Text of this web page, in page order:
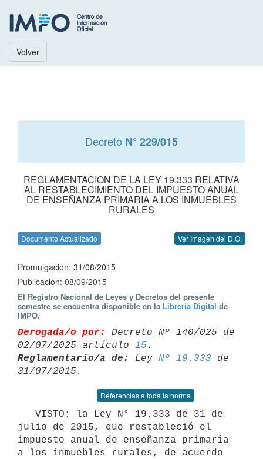
Volver
Decreto N° 229/015
REGLAMENTACION DE LA LEY 19.333 RELATIVA
AL RESTABLECIMIENTO DEL IMPUESTO ANUAL
DE ENSEÑANZA PRIMARIA A LOS INMUEBLES
RURALES
Documento Actualizado Ver Imagen del D.O.
Promulgación: 31/08/2015
Publicación: 08/09/2015
El Registro Nacional de Leyes y Decretos del presente
semestre se encuentra disponible en la Librería Digital de
IMPO.
Derogada/o por:
Decreto Nº 140/025 de
02/07/2025 artículo 15
Reglamentario/a de:
Ley Nº 19.333 de
Referencias a toda la norma
julio de 2015, que restableció el
impuesto anual de enseñanza primaria
a los inmuebles rurales, de acuerdo